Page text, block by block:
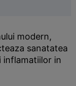
modern,
sanatatea
inflamatiilor in